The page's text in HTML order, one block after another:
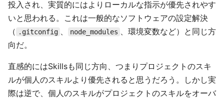
投入され、実質的にはよりローカルな指示が優先されやす
いと思われる。これは一般的なソフトウェアの設定解決
（ .gitconfig 、 node_modules 、環境変数など）と同じ方
向だ。
直感的にはSkillsも同じ方向、つまりプロジェクトのスキ
ルが個人のスキルより優先されると思うだろう。しかし実
際は逆で、個人のスキルがプロジェクトのスキルをオーバ